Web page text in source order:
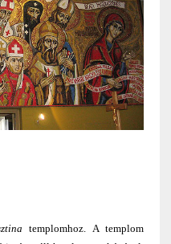
templomhoz. A templom